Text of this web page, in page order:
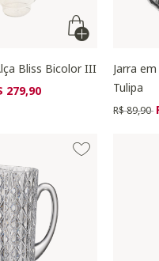
Bliss Bicolor III
de
279,90
Jarra
Tulipa
Preço
R$ 89,90